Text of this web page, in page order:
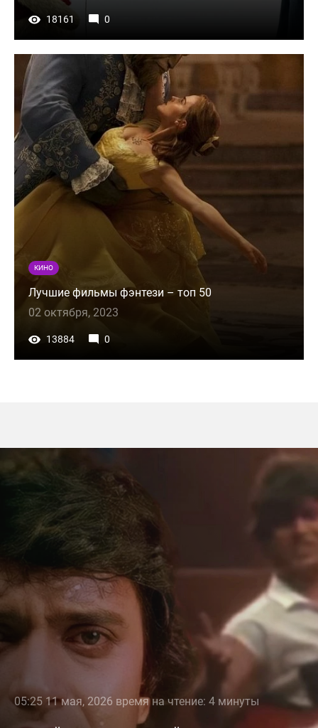
18161 0
КИНО
Лучшие фильмы фэнтези – топ 50
02 октября, 2023
13884 0
05:25 11 мая, 2026 время на чтение: 4 минуты